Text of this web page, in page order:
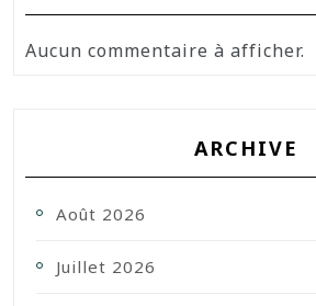
Aucun commentaire à afficher.
ARCHIVE
Août 2026
Juillet 2026